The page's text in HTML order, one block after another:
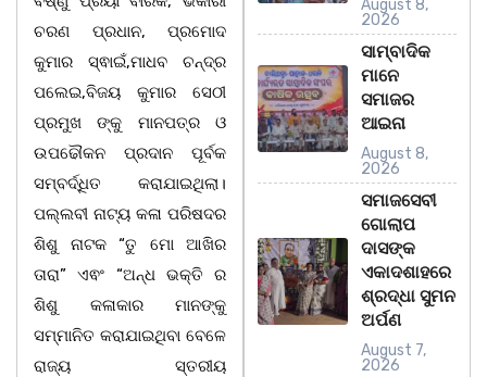
ଚରଣ ପ୍ରଧାନ, ପ୍ରମୋଦ
କୁମାର ସ୍ଵାଇଁ,ମାଧବ ଚନ୍ଦ୍ର
ପଲେଇ,ବିଜୟ କୁମାର ସେଠୀ
ପ୍ରମୁଖ ଙ୍କୁ ମାନପତ୍ର ଓ
ଉପଢୌକନ ପ୍ରଦାନ ପୂର୍ବକ
ସମ୍ବର୍ଦ୍ଧିତ କରାଯାଇଥିଲା।
ପଲ୍ଲବୀ ନାଟ୍ୟ କଳା ପରିଷଦର
ଶିଶୁ ନାଟକ “ତୁ ମୋ ଆଖିର
ତାରା” ଏଵଂ “ଅନ୍ଧ ଭକ୍ତି ର
ଶିଶୁ କଳାକାର ମାନଙ୍କୁ
ସମ୍ମାନିତ କରାଯାଇଥିବା ବେଳେ
ରାଜ୍ୟ ସ୍ତରୀୟ
August 8,
2026
ସାମ୍ବାଦିକ
ମାନେ
ସମାଜର
ଆଇନା
August 8,
2026
ସମାଜସେବୀ
ଗୋଲାପ
ଦାସଙ୍କ
ଏକାଦଶାହରେ
ଶ୍ରଦ୍ଧା ସୁମନ
ଅର୍ପଣ
August 7,
2026